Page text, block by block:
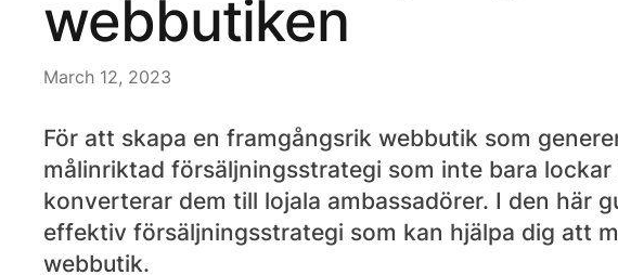
webbutiken
March 12, 2023
För att skapa en framgångsrik webbutik som
målinriktad försäljningsstrategi som inte bara lockar
konverterar dem till lojala ambassadörer. I den här
effektiv försäljningsstrategi som kan hjälpa dig att
webbutik.